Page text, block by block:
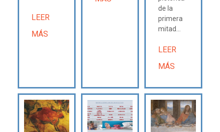
LEER
MÁS
de la
primera
mitad...
LEER
MÁS